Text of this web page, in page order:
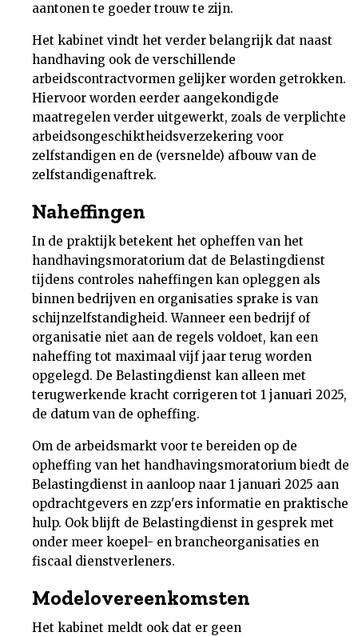
aantonen te goeder trouw te zijn.
Het kabinet vindt het verder belangrijk dat naast
handhaving ook de verschillende
arbeidscontractvormen gelijker worden getrokken.
Hiervoor worden eerder aangekondigde
maatregelen verder uitgewerkt, zoals de verplichte
arbeidsongeschiktheidsverzekering voor
zelfstandigen en de (versnelde) afbouw van de
zelfstandigenaftrek.
Naheffingen
In de praktijk betekent het opheffen van het
handhavingsmoratorium dat de Belastingdienst
tijdens controles naheffingen kan opleggen als
binnen bedrijven en organisaties sprake is van
schijnzelfstandigheid. Wanneer een bedrijf of
organisatie niet aan de regels voldoet, kan een
naheffing tot maximaal vijf jaar terug worden
opgelegd. De Belastingdienst kan alleen met
terugwerkende kracht corrigeren tot 1 januari 2025,
de datum van de opheffing.
Om de arbeidsmarkt voor te bereiden op de
opheffing van het handhavingsmoratorium biedt de
Belastingdienst in aanloop naar 1 januari 2025 aan
opdrachtgevers en zzp'ers informatie en praktische
hulp. Ook blijft de Belastingdienst in gesprek met
onder meer koepel- en brancheorganisaties en
fiscaal dienstverleners.
Modelovereenkomsten
Het kabinet meldt ook dat er geen